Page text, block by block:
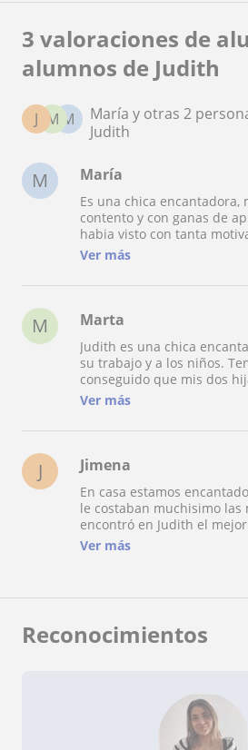
3 valoraciones de
alumnos de Judith
M
M
J
María y otras 2
Judith
M María
Es una chica encantadora,
contento y con ganas de
habia visto con tanta
respecta a las notas, ha
Ver más
M Marta
Judith es una chica
su trabajo y a los niños.
conseguido que mis dos
durante las horas de clase,
Ver más
J Jimena
En casa estamos
le costaban muchisimo las
encontró en Judith el
persona para hacerla ver
Ver más
Reconocimientos